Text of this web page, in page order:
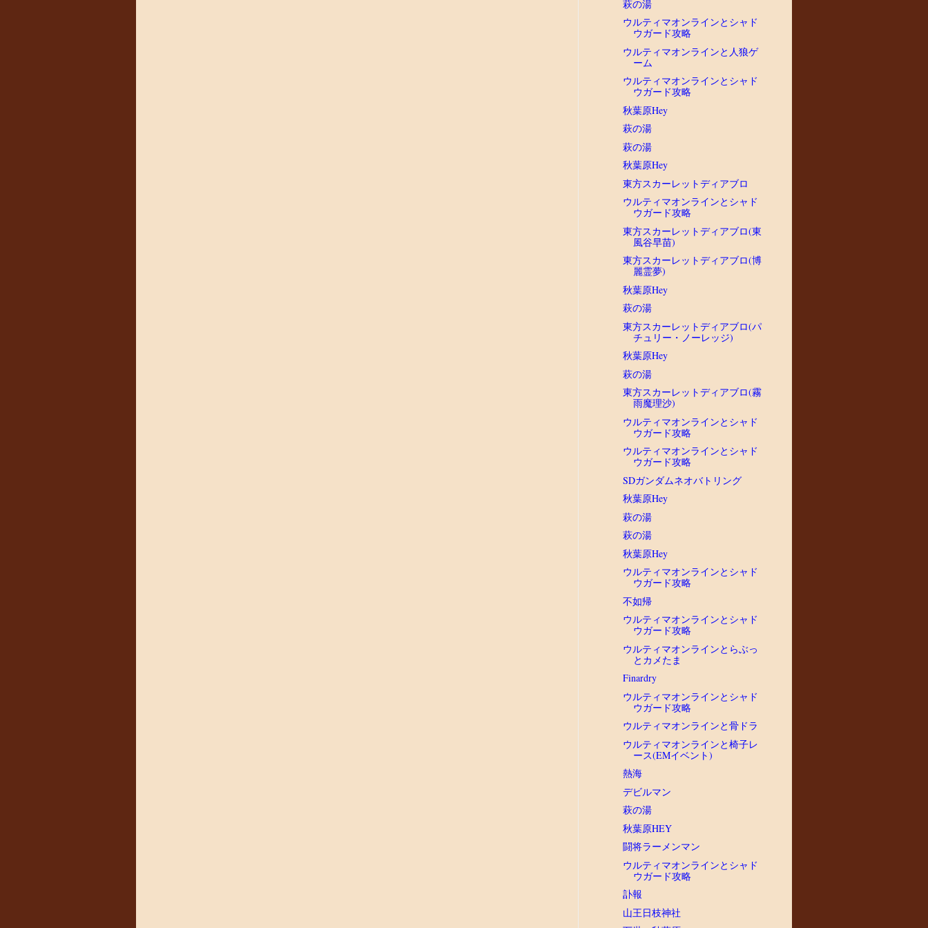
萩の湯
ウルティマオンラインとシャド
ウガード攻略
ウルティマオンラインと人狼ゲ
ーム
ウルティマオンラインとシャド
ウガード攻略
秋葉原Hey
萩の湯
萩の湯
秋葉原Hey
東方スカーレットディアブロ
ウルティマオンラインとシャド
ウガード攻略
東方スカーレットディアブロ(東
風谷早苗)
東方スカーレットディアブロ(博
麗霊夢)
秋葉原Hey
萩の湯
東方スカーレットディアブロ(パ
チュリー・ノーレッジ)
秋葉原Hey
萩の湯
東方スカーレットディアブロ(霧
雨魔理沙)
ウルティマオンラインとシャド
ウガード攻略
ウルティマオンラインとシャド
ウガード攻略
SDガンダムネオバトリング
秋葉原Hey
萩の湯
萩の湯
秋葉原Hey
ウルティマオンラインとシャド
ウガード攻略
不如帰
ウルティマオンラインとシャド
ウガード攻略
ウルティマオンラインとらぶっ
とカメたま
Finardry
ウルティマオンラインとシャド
ウガード攻略
ウルティマオンラインと骨ドラ
ウルティマオンラインと椅子レ
ース(EMイベント)
熱海
デビルマン
萩の湯
秋葉原HEY
闘将ラーメンマン
ウルティマオンラインとシャド
ウガード攻略
訃報
山王日枝神社